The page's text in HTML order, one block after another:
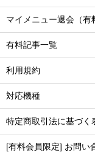
マイメニュー退会（有
有料記事一覧
利用規約
対応機種
特定商取引法に基づく
[有料会員限定] お問い